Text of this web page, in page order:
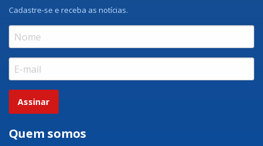
Cadastre-se e receba as notícias.
Assinar
Quem somos